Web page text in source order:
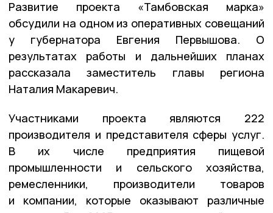
Развитие проекта «Тамбовская марка»
обсудили на одном из оперативных совещаний
у губернатора Евгения Первышова. О
результатах работы и дальнейших планах
рассказала заместитель главы региона
Наталия Макаревич.
Участниками проекта являются 222
производителя и представителя сферы услуг.
В их числе предприятия пищевой
промышленности и сельского хозяйства,
ремесленники, производители товаров
и компании, которые оказывают различные